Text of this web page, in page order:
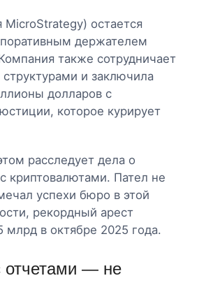
остается
держателем
также сотрудничает
и заключила
долларов с
которое курирует
расследует дела о
криптовалютами. Пател не
успехи бюро в этой
рекордный арест
млрд в октябре 2025 года.
отчетами — не